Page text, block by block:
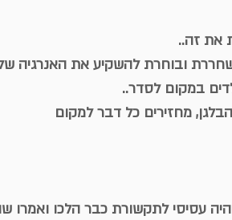
את זה..
ובוחרת להשקיע את האנרגיה
במקום לסדר..
מחזירים כל דבר למקום
עסיסי לתקשורת כבר הלכו ואמרו